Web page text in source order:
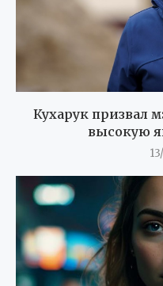
Кухарук призвал
высокую